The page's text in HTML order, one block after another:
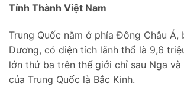
Tỉnh Thành Việt Nam
Trung Quốc nằm ở phía Đông Châu Á,
Dương, có diện tích lãnh thổ là 9,6
lớn thứ ba trên thế giới chỉ sau Nga và
của Trung Quốc là Bắc Kinh.